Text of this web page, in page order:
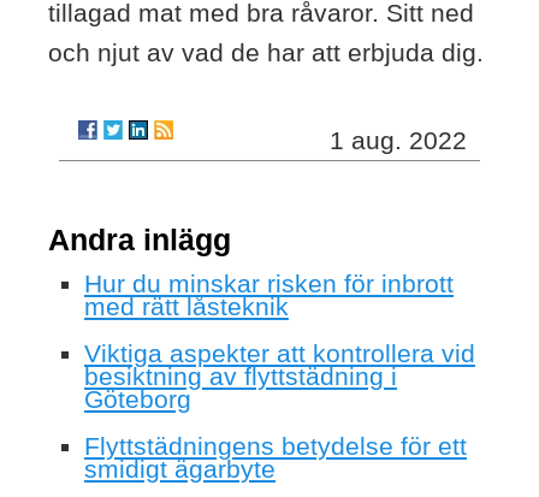
tillagad mat med bra råvaror. Sitt ned
och njut av vad de har att erbjuda dig.
1 aug. 2022
Andra inlägg
Hur du minskar risken för inbrott
med rätt låsteknik
Viktiga aspekter att kontrollera vid
besiktning av flyttstädning i
Göteborg
Flyttstädningens betydelse för ett
smidigt ägarbyte